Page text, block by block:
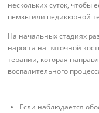
нескольких суток,
пемзы или педикюрной
На начальных стадиях
нароста на пяточной
терапии, которая
воспалительного
Если наблюдается